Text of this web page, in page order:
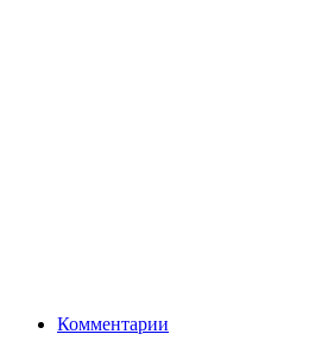
Комментарии